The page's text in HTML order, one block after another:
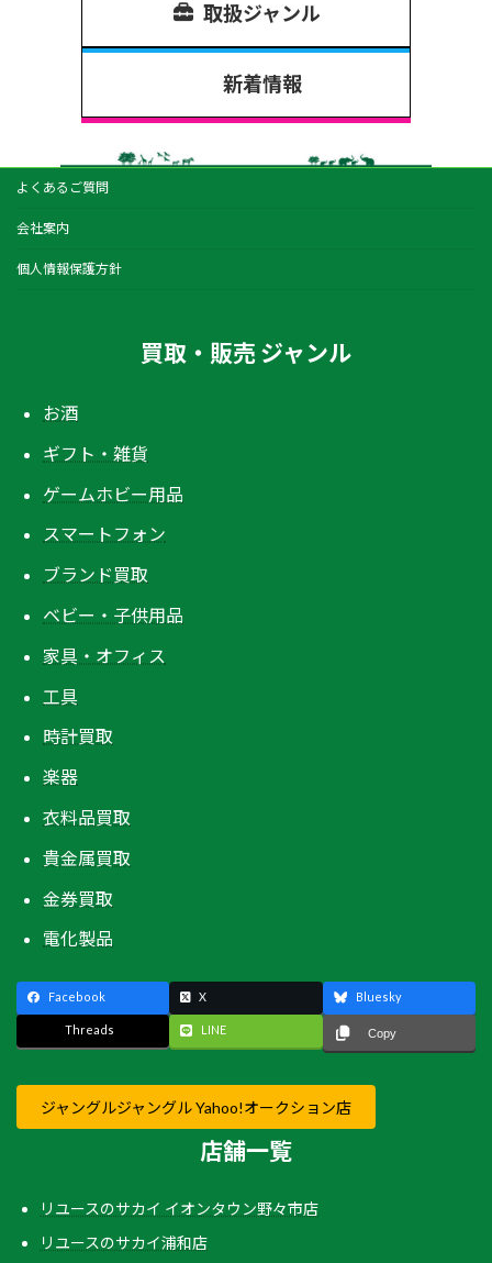
取扱ジャンル
新着情報
よくあるご質問
会社案内
個人情報保護方針
買取・販売 ジャンル
お酒
ギフト・雑貨
ゲームホビー用品
スマートフォン
ブランド買取
ベビー・子供用品
家具・オフィス
工具
時計買取
楽器
衣料品買取
貴金属買取
金券買取
電化製品
Facebook X Bluesky
Threads LINE Copy
ジャングルジャングル Yahoo!オークション店
店舗一覧
リユースのサカイ イオンタウン野々市店
リユースのサカイ浦和店